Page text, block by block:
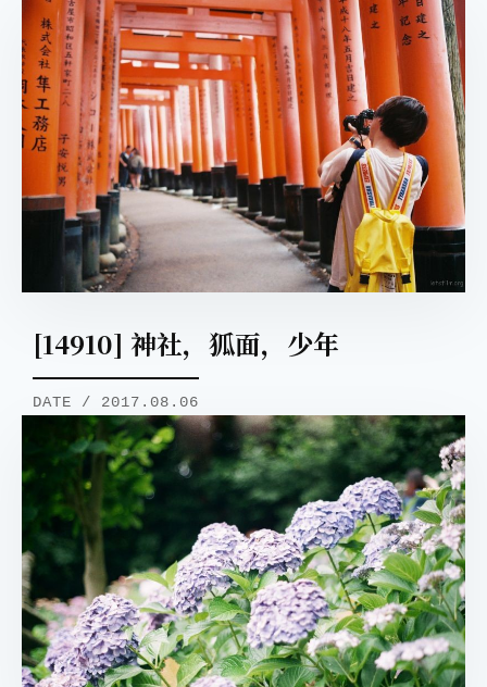
[14910] 神社，狐面，少年
DATE / 2017.08.06